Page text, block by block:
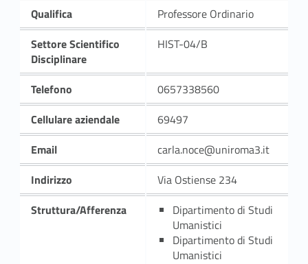
Qualifica
Professore Ordinario
Settore Scientifico
Disciplinare
HIST-04/B
Telefono
0657338560
Cellulare aziendale
69497
Email
carla.noce@uniroma3.it
Indirizzo
Via Ostiense 234
Struttura/Afferenza
Dipartimento di Studi
Umanistici
Dipartimento di Studi
Umanistici